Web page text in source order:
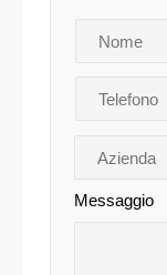
Messaggio